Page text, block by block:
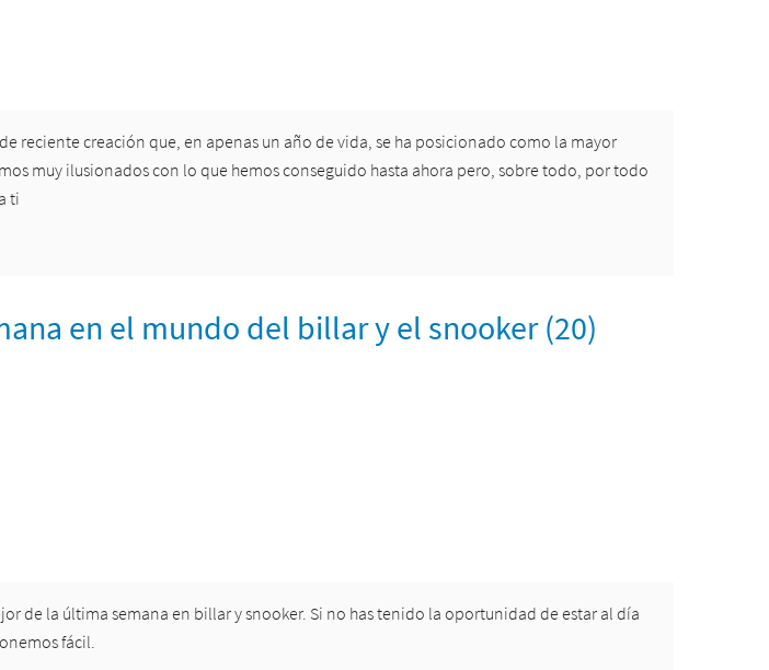
reciente creación que, en apenas un año de vida, se ha posicionado como la mayor
muy ilusionados con lo que hemos conseguido hasta ahora pero, sobre todo, por todo
ti
en el mundo del billar y el snooker (20)
de la última semana en billar y snooker. Si no has tenido la oportunidad de estar al día
fácil.